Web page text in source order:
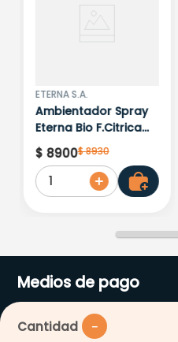
Cantidad －
ETERNA S.A.
Ambientador Spray
Eterna Bio F.Citrica
400ML
$ 8900$8930
1
Medios de pago